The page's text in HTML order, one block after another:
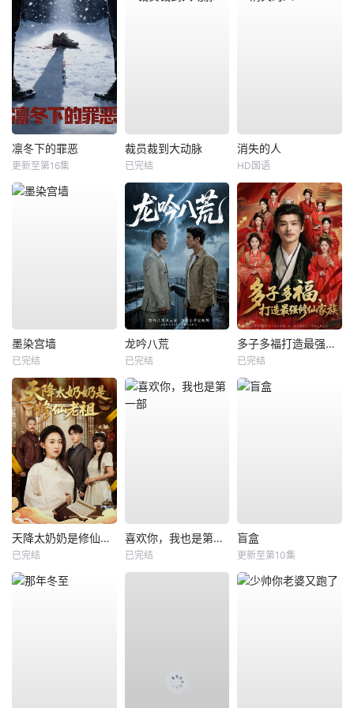
凛冬下的罪恶
更新至第16集
裁员裁到大动脉
已完结
消失的人
HD国语
墨染宫墙
已完结
龙吟八荒
已完结
多子多福打造最强修仙家族
已完结
天降太奶奶是修仙老祖
已完结
喜欢你，我也是第一部
已完结
盲盒
更新至第10集